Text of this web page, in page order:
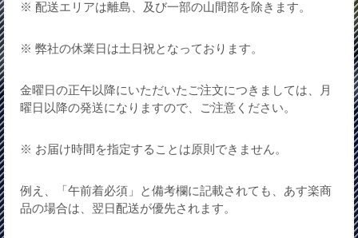
※ 配送エリアは離島、及び一部の山間部を除きます。
※ 弊社の休業日は土日祝となっております。
金曜日の正午以降にいただいたご注文につきましては、月
曜日以降の発送になりますので、ご注意ください。
※ お届け時間を指定することは原則できません。
例え、「午前着必須」と備考欄に記載されても、あす楽商
品の場合は、翌日配送が優先されます。